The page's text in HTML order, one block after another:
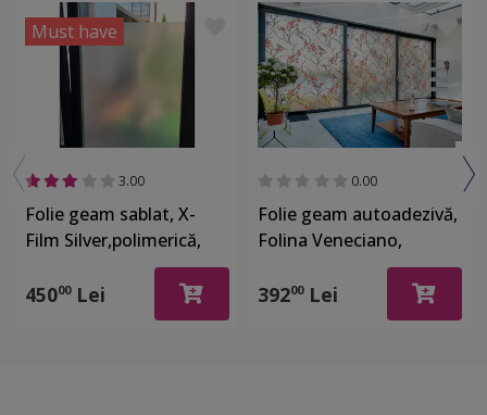
Must have
3.00
Folie geam sablat, X-
Film Silver,polimerică,
autoadezivă, textură
satinată, rolă de
45000Lei
0.00
Folie geam autoadezivă,
Folina Veneciano,
sablare lăptoasă cu
imprimeu crengi înflorite
și păsări, rolă de 152x200
39200Lei